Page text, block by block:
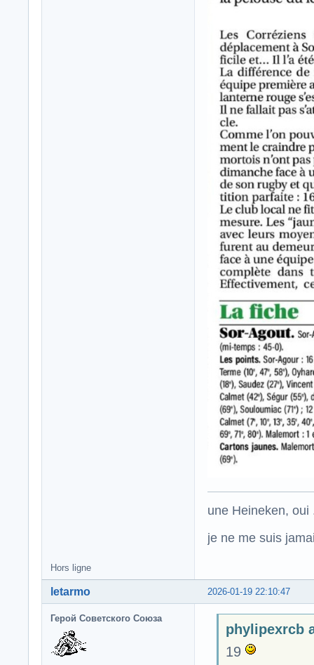
une Heineken,
je ne me suis
Hors ligne
2026-01-19 22:10:47
letarmo
Герой Советского Союза
phylipexrcb
19